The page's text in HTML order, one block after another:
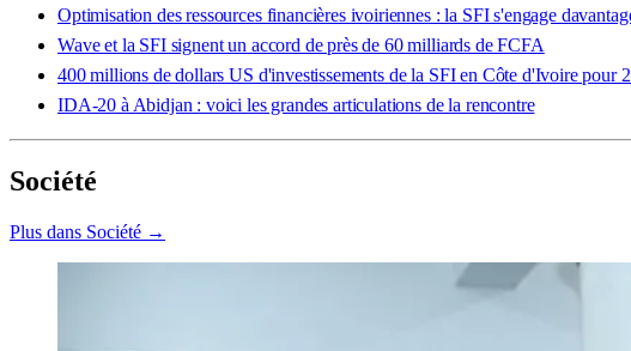
Optimisation des ressources financières ivoiriennes : la SFI s'engage
Wave et la SFI signent un accord de près de 60 milliards de FCFA
400 millions de dollars US d'investissements de la SFI en Côte d'Ivoire pour
IDA-20 à Abidjan : voici les grandes articulations de la rencontre
Société
Plus dans Société →